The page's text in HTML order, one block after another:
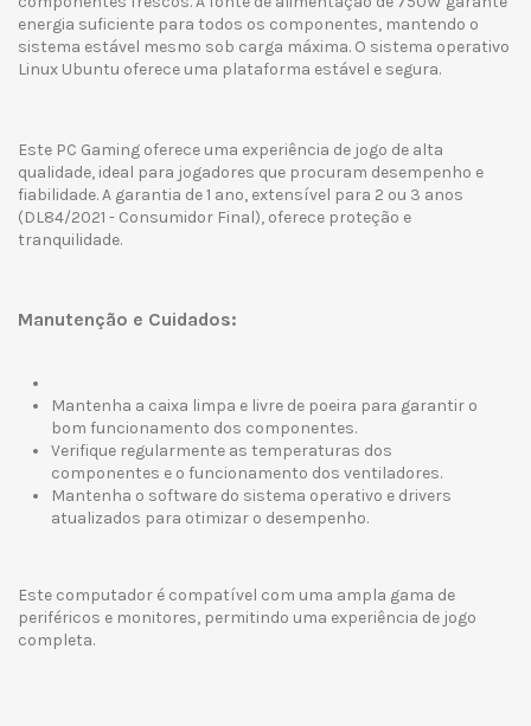
energia suficiente para todos os componentes, mantendo o
sistema estável mesmo sob carga máxima. O sistema operativo
Linux Ubuntu oferece uma plataforma estável e segura.
Este PC Gaming oferece uma experiência de jogo de alta
qualidade, ideal para jogadores que procuram desempenho e
fiabilidade. A garantia de 1 ano, extensível para 2 ou 3 anos
(DL84/2021 - Consumidor Final), oferece proteção e
tranquilidade.
Manutenção e Cuidados:
Mantenha a caixa limpa e livre de poeira para garantir o
bom funcionamento dos componentes.
Verifique regularmente as temperaturas dos
componentes e o funcionamento dos ventiladores.
Mantenha o software do sistema operativo e drivers
atualizados para otimizar o desempenho.
Este computador é compatível com uma ampla gama de
periféricos e monitores, permitindo uma experiência de jogo
completa.